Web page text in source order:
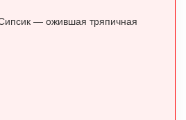
— ожившая тряпичная